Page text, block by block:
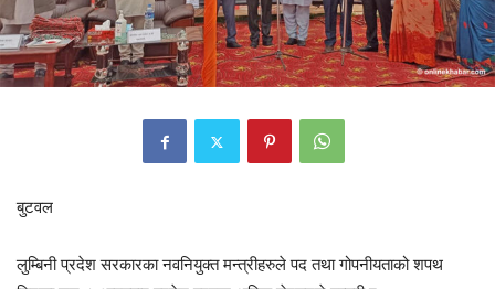
बुटवल
लुम्बिनी प्रदेश सरकारका नवनियुक्त मन्त्रीहरुले पद तथा गोपनीयताको शपथ